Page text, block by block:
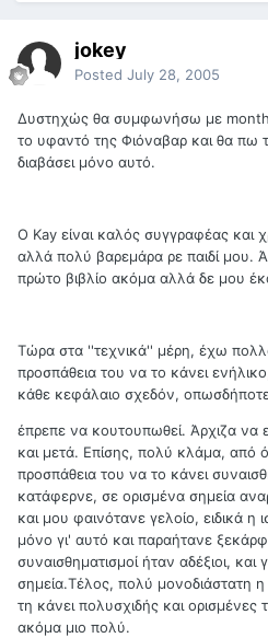
jokey
Posted July 28, 2005
Δυστηχώς θα συμφωνήσω με month
το υφαντό της Φιόναβαρ και θα πω
διαβάσει μόνο αυτό.
Ο Kay είναι καλός συγγραφέας και
αλλά πολύ βαρεμάρα ρε παιδί μου.
πρώτο βιβλίο ακόμα αλλά δε μου
Τώρα στα ''τεχνικά'' μέρη, έχω
προσπάθεια του να το κάνει
κάθε κεφάλαιο σχεδόν,
έπρεπε να κουτουπωθεί. Άρχιζα να
και μετά. Επίσης, πολύ κλάμα, από
προσπάθεια του να το κάνει
κατάφερνε, σε ορισμένα σημεία
και μου φαινότανε γελοίο, ειδικά η
μόνο γι' αυτό και παραήτανε
συναισθηματισμοί ήταν αδέξιοι,
σημεία.Τέλος, πολύ μονοδιάστατη
τη κάνει πολυσχιδής και
ακόμα μιο πολύ.